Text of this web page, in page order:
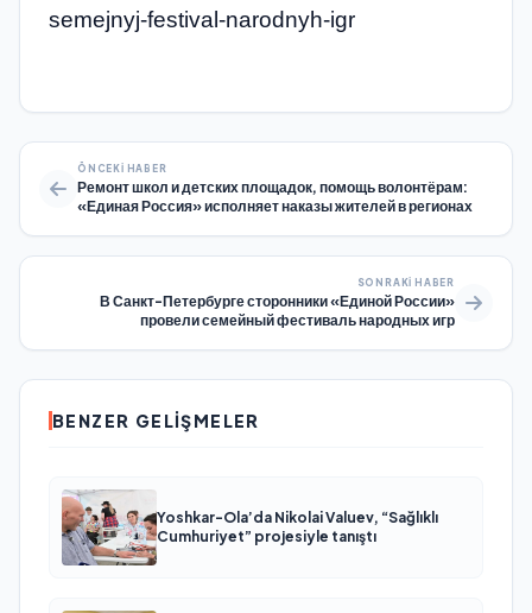
semejnyj-festival-narodnyh-igr
ÖNCEKI HABER
Ремонт школ и детских площадок, помощь волонтёрам:
«Единая Россия» исполняет наказы жителей в регионах
SONRAKI HABER
В Санкт-Петербурге сторонники «Единой России»
провели семейный фестиваль народных игр
BENZER GELIŞMELER
Yoshkar-Ola’da Nikolai Valuev, “Sağlıklı
Cumhuriyet” projesiyle tanıştı